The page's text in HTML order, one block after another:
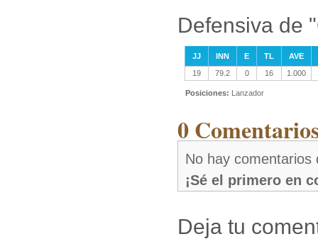
Defensiva de
JJ INN E TL
AVE
19
79.2 0 16 1.000
Posiciones: Lanzador
0
No hay comentarios
¡Sé el primero en
Deja tu